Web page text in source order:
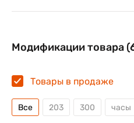
Модификации товара
Товары в продаже
Все 203 300 часы